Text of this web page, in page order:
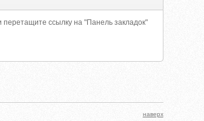
перетащите ссылку на "Панель закладок"
наверх